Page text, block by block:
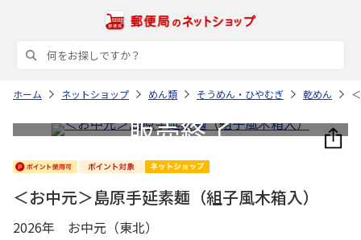
ホーム ネットショップ めん類 そうめん・ひやむぎ 乾めん
＜お中元＞島原手延素麺（組子風木箱入）
2026年 お中元（東北）